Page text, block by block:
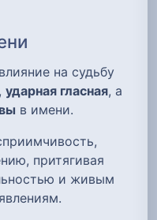
на судьбу
, ударная гласная, а
в имени.
притягивая
и живым